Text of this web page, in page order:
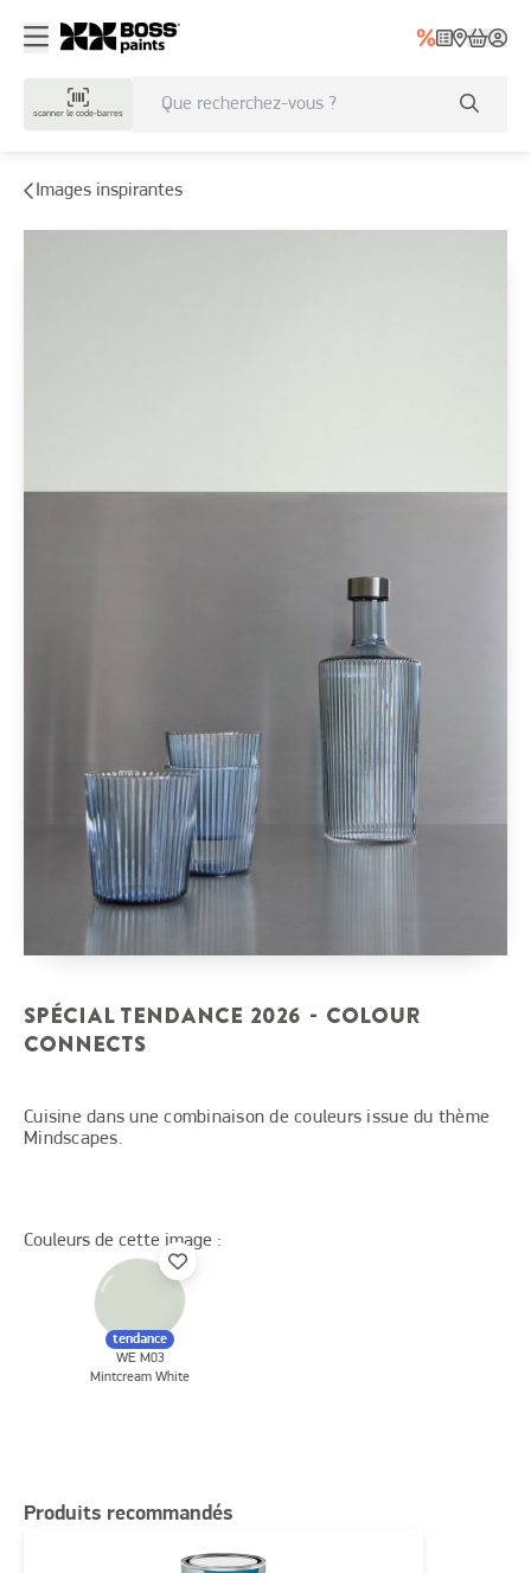
scanner le code-barres
Images inspirantes
SPÉCIAL TENDANCE 2026 - COLOUR
CONNECTS
Cuisine dans une combinaison de couleurs issue du thème
Mindscapes.
Couleurs de cette image :
tendance
WE M03
Mintcream White
Produits recommandés